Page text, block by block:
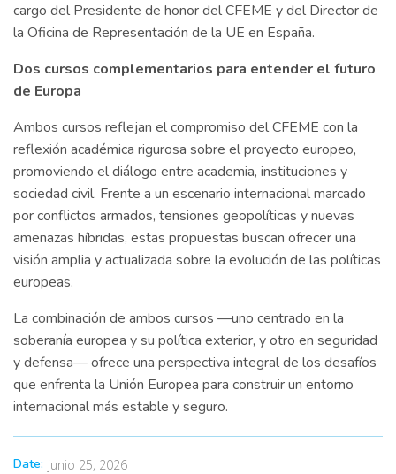
cargo del Presidente de honor del CFEME y del Director de
la Oficina de Representación de la UE en España.
Dos cursos complementarios para entender el futuro
de Europa
Ambos cursos reflejan el compromiso del CFEME con la
reflexión académica rigurosa sobre el proyecto europeo,
promoviendo el diálogo entre academia, instituciones y
sociedad civil. Frente a un escenario internacional marcado
por conflictos armados, tensiones geopolíticas y nuevas
amenazas híbridas, estas propuestas buscan ofrecer una
visión amplia y actualizada sobre la evolución de las políticas
europeas.
La combinación de ambos cursos —uno centrado en la
soberanía europea y su política exterior, y otro en seguridad
y defensa— ofrece una perspectiva integral de los desafíos
que enfrenta la Unión Europea para construir un entorno
internacional más estable y seguro.
Date: junio 25, 2026